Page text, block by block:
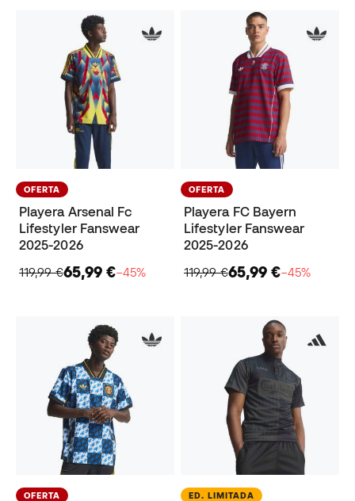
OFERTA
Playera Arsenal Fc
Lifestyler Fanswear
2025-2026
119,99 €65,99 €−45%
OFERTA
Playera FC Bayern
Lifestyler Fanswear
2025-2026
119,99 €65,99 €−45%
OFERTA ED. LIMITADA